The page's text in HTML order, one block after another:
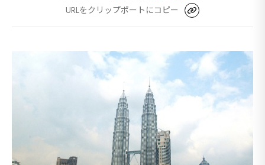
URLをクリップポートにコピー